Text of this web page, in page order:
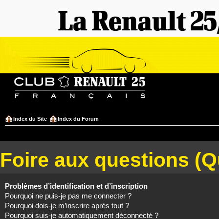
Index du Site Index du Forum
Foire aux questions
Problèmes d’identification et d’inscription
Pourquoi ne puis-je pas me connecter ?
Pourquoi dois-je m’inscrire après tout ?
Pourquoi suis-je automatiquement déconnecté ?